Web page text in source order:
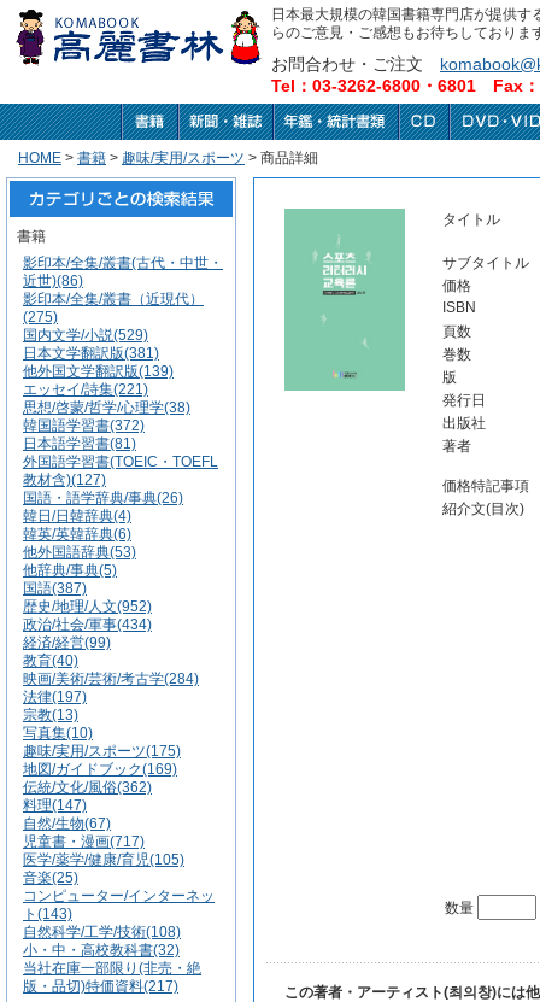
日本最大規模の韓国書籍専門店が提供
らのご意見・ご感想もお待ちしておりま
お問合わせ・ご注文
Tel：03-3262-6800・6801 Fax
HOME > 書籍 > 趣味/実用/スポーツ > 商品詳細
書籍
影印本/全集/叢書(古代・中世・
近世)(86)
影印本/全集/叢書（近現代）
(275)
国内文学/小説(529)
日本文学翻訳版(381)
他外国文学翻訳版(139)
エッセイ/詩集(221)
思想/啓蒙/哲学/心理学(38)
韓国語学習書(372)
日本語学習書(81)
外国語学習書(TOEIC・TOEFL
教材含)(127)
国語・語学辞典/事典(26)
韓日/日韓辞典(4)
韓英/英韓辞典(6)
他外国語辞典(53)
他辞典/事典(5)
国語(387)
歴史/地理/人文(952)
政治/社会/軍事(434)
経済/経営(99)
教育(40)
映画/美術/芸術/考古学(284)
法律(197)
宗教(13)
写真集(10)
趣味/実用/スポーツ(175)
地図/ガイドブック(169)
伝統/文化/風俗(362)
料理(147)
自然/生物(67)
児童書・漫画(717)
医学/薬学/健康/育児(105)
音楽(25)
コンピューター/インターネッ
ト(143)
自然科学/工学/技術(108)
小・中・高校教科書(32)
当社在庫一部限り(非売・絶
版・品切)特価資料(217)
タイトル
サブタイトル
価格
ISBN
頁数
巻数
版
発行日
出版社
著者
価格特記事項
紹介文(目次)
数量
この著者・アーティスト(최의창)には